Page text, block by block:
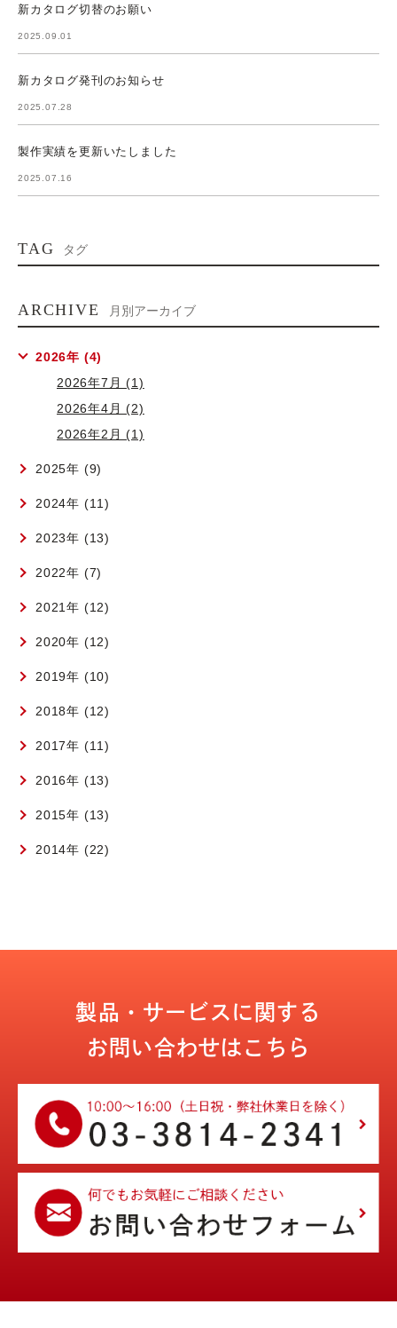
新カタログ切替のお願い
2025.09.01
新カタログ発刊のお知らせ
2025.07.28
製作実績を更新いたしました
2025.07.16
TAG タグ
ARCHIVE 月別アーカイブ
2026年 (4)
2026年7月 (1)
2026年4月 (2)
2026年2月 (1)
2025年 (9)
2024年 (11)
2023年 (13)
2022年 (7)
2021年 (12)
2020年 (12)
2019年 (10)
2018年 (12)
2017年 (11)
2016年 (13)
2015年 (13)
2014年 (22)
製品・サービスに関する
お問い合わせはこちら